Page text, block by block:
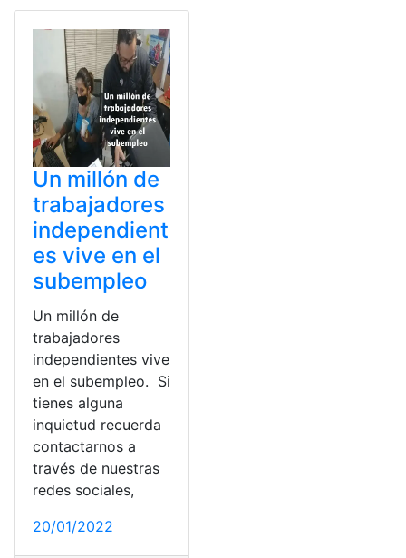
Un millón de
trabajadores
independient
es vive en el
subempleo
Un millón de
trabajadores
independientes vive
en el subempleo. Si
tienes alguna
inquietud recuerda
contactarnos a
través de nuestras
redes sociales,
20/01/2022